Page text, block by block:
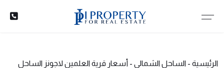
الرئيسية - الساحل الشمالى - أسعار قرية العلمين لاجونز الساحل